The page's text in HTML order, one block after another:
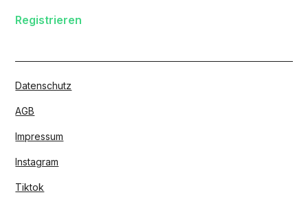
Registrieren
Datenschutz
AGB
Impressum
Instagram
Tiktok